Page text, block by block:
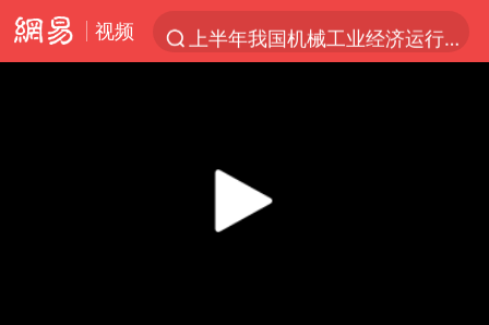
视频
上半年我国机械工业经济运行稳中有进